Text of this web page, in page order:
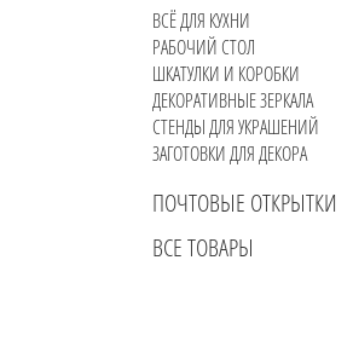
ВСЁ ДЛЯ КУХНИ
РАБОЧИЙ СТОЛ
ШКАТУЛКИ И КОРОБКИ
ДЕКОРАТИВНЫЕ ЗЕРКАЛА
СТЕНДЫ ДЛЯ УКРАШЕНИЙ
ЗАГОТОВКИ ДЛЯ ДЕКОРА
ПОЧТОВЫЕ ОТКРЫТКИ
ВСЕ ТОВАРЫ